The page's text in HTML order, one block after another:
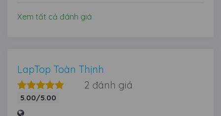
Xem tất cả đánh giá
LapTop Toàn Thịnh
5.00/5.00
2 đánh giá